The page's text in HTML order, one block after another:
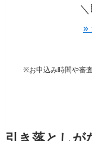
»
※お申込み時間や審
引き落としが